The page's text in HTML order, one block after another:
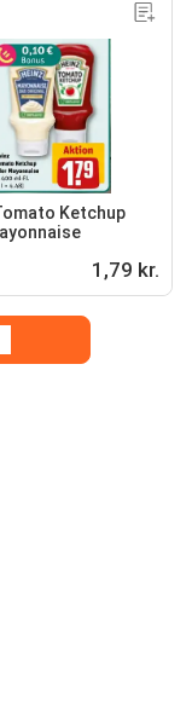
Ketchup
1,79 kr.